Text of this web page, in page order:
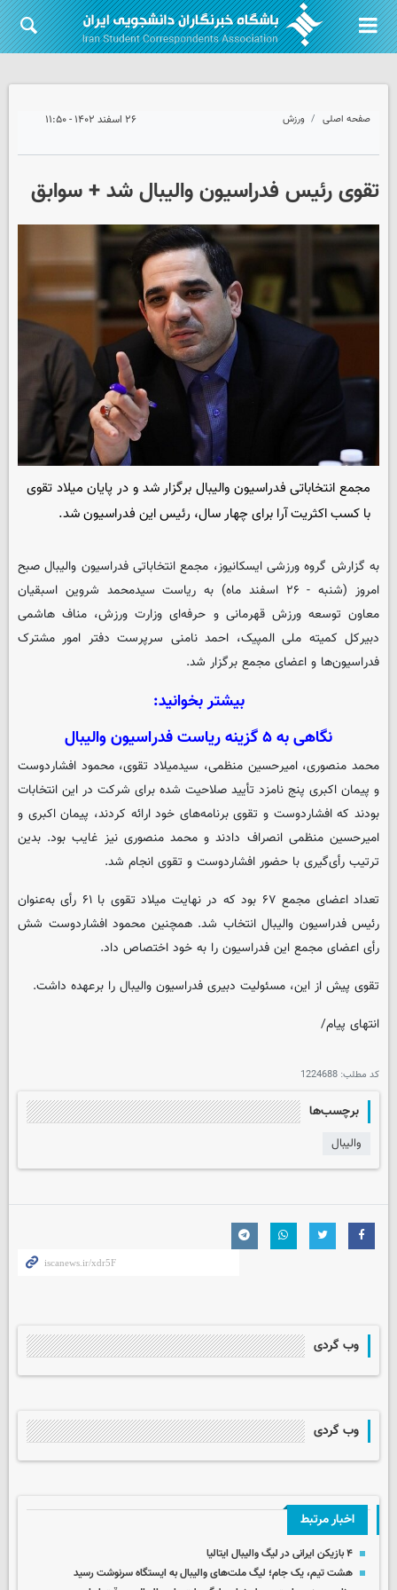
صفحه اصلی ورزش ۲۶ اسفند ۱۴۰۲ - ۱۱:۵۰
تقوی رئیس فدراسیون والیبال شد + سوابق
مجمع انتخاباتی فدراسیون والیبال برگزار شد و در پایان میلاد تقوی
با کسب اکثریت آرا برای چهار سال، رئیس این فدراسیون شد.
به گزارش گروه ورزشیایسکانیوز، مجمع انتخاباتی فدراسیون والیبال صبح
امروز (شنبه - ۲۶ اسفند ماه) به ریاست سیدمحمد شروین اسبقیان
معاون توسعه ورزش قهرمانی و حرفه‌ای وزارت ورزش، مناف هاشمی
دبیرکل کمیته ملی المپیک، احمد نامنی سرپرست دفتر امور مشترک
فدراسیون‌ها و اعضای مجمع برگزار شد.
بیشتر بخوانید:
نگاهی به ۵ گزینه‌ ریاست فدراسیون والیبال
محمد منصوری، امیرحسین منظمی، سیدمیلاد تقوی، محمود افشاردوست
و پیمان اکبری پنج نامزد تأیید صلاحیت شده برای شرکت در این انتخابات
بودند که افشاردوست و تقوی برنامه‌های خود ارائه کردند، پیمان اکبری و
امیرحسین منظمی انصراف دادند و محمد منصوری نیز غایب بود. بدین
ترتیب رأی‌گیری با حضور افشاردوست و تقوی انجام شد.
تعداد اعضای مجمع ۶۷ بود که در نهایت میلاد تقوی با ۶۱ رأی به‌عنوان
رئیس فدراسیون والیبال انتخاب شد. همچنین محمود افشاردوست شش
رأی اعضای مجمع این فدراسیون را به خود اختصاص داد.
تقوی پیش از این، مسئولیت دبیری فدراسیون والیبال را برعهده داشت.
انتهای پیام/
کد مطلب: 1224688
برچسب‌ها
والیبال
وب گردی
وب گردی
اخبار مرتبط
۴ بازیکن ایرانی در لیگ والیبال ایتالیا
هشت تیم، یک جام؛ لیگ ملت‌های والیبال به ایستگاه سرنوشت رسید